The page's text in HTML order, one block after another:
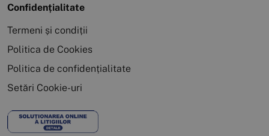
Confidențialitate
Termeni și condiții
Politica de Cookies
Politica de confidențialitate
Setări Cookie-uri